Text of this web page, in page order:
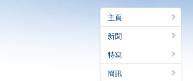
主頁
新聞
特寫
簡訊